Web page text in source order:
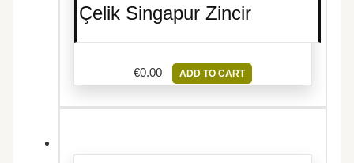
Çelik Singapur Zincir
€0.00 ADD TO CART